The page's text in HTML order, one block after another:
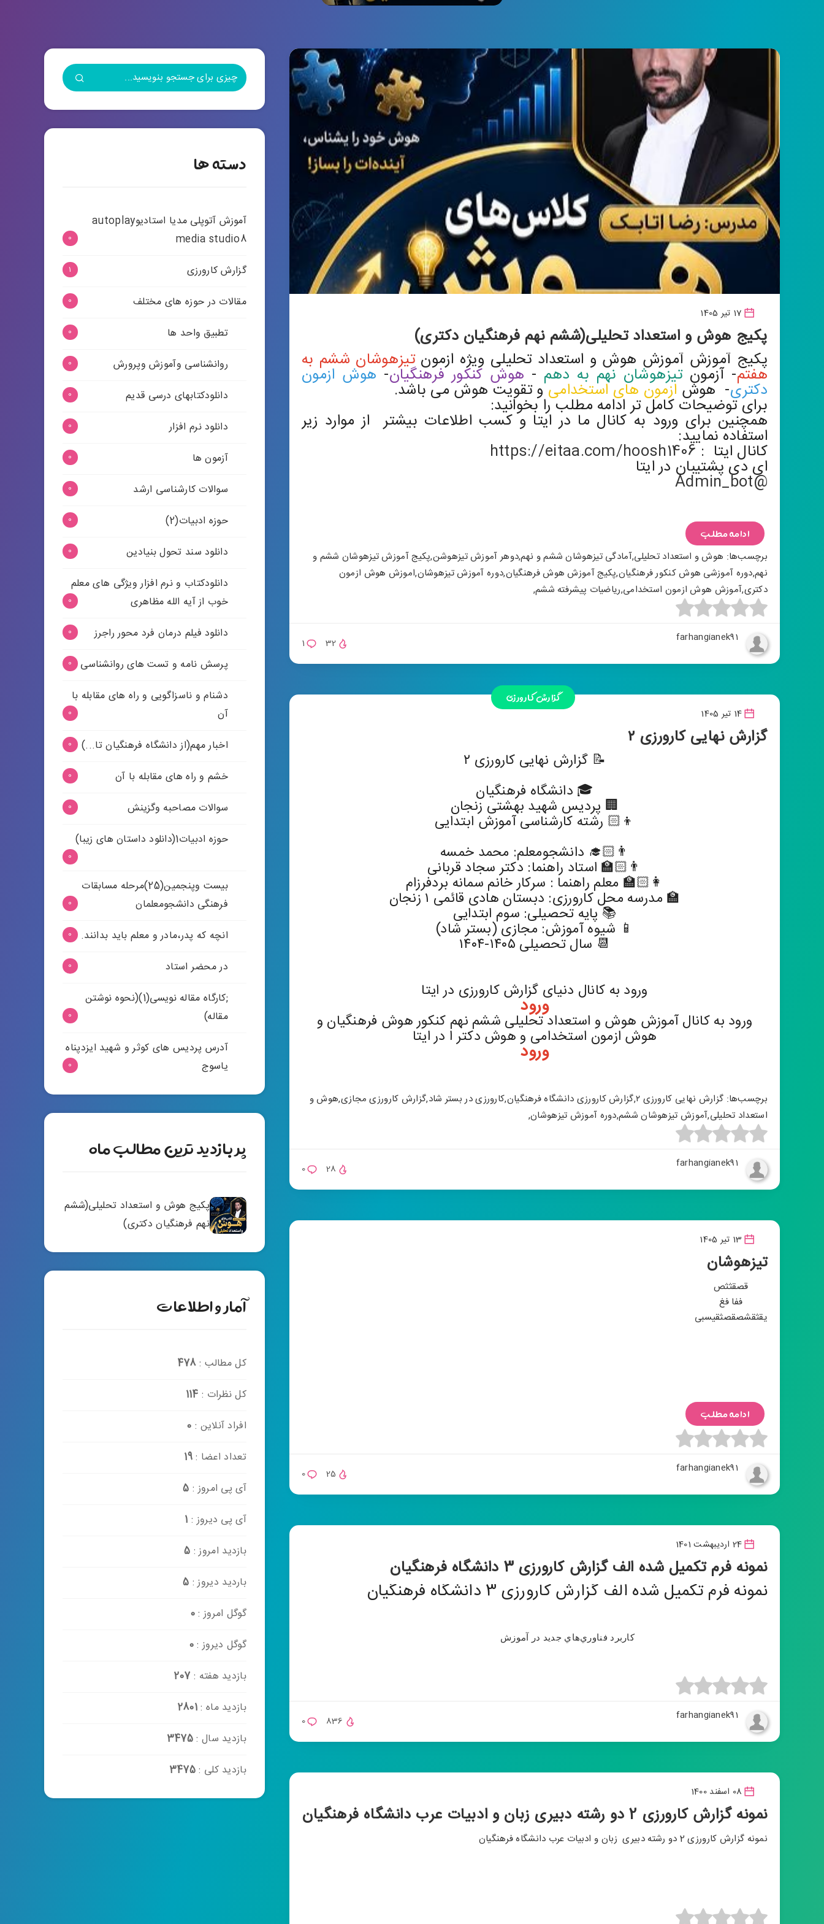
17 تیر 1405
پکیج هوش و استعداد تحلیلی(ششم نهم فرهنگیان دکتری)
پکیج آموزش آموزش هوش و استعداد تحلیلی ویژه ازمونتیزهوشان ششم به
هفتم- آزمونتیزهوشان نهم به دهم - هوش کنکور فرهنگیان- هوش ازمون
دکتری- هوش ازمون های استخدامیو تقویت هوش می باشد.
برای توضیحات کامل تر ادامه مطلب را بخوانید:
همچنین برای ورود به کانال ما در ایتا و کسب اطلاعات بیشتر از موارد زیر
استفاده نمایید:
کانال ایتا : https://eitaa.com/hoosh1406
ای دی پشتیبان در ایتا
@Admin_bot
ادامه مطلب
برچسب‌ها: هوش و استعداد تحلیلی,آمادگی تیزهوشان ششم و نهم,دوهر آموزش تیزهوشن,پکیج آموزش تیزهوشان ششم و
نهم,دوره آموزشی هوش کنکور فرهنگیان,پکیج آموزش هوش فرهنگیان,دوره آموزش تیزهوشان,اموزش هوش ازمون
دکتری,آموزش هوش ازمون استخدامی,ریاضیات پیشرفته ششم,
farhangianek91
1 32
گزارش کارورزی
14 تیر 1405
گزارش نهایی کارورزی ۲
📝 گزارش نهایی کارورزی ۲
🎓 دانشگاه فرهنگیان
🏢 پردیس شهید بهشتی زنجان
👦🏻 رشته کارشناسی آموزش ابتدایی
👨🏻‍🎓 دانشجومعلم: محمد خمسه
👨🏻‍🏫 استاد راهنما: دکتر سجاد قربانی
👩🏻‍🏫 معلم راهنما : سرکار خانم سمانه بردفرزام
🏫 مدرسه محل کارورزی: دبستان هادی قائمی ۱ زنجان
📚 پایه تحصیلی: سوم ابتدایی
📱 شیوه آموزش: مجازی (بستر شاد)
📆 سال تحصیلی ۱۴۰۵-۱۴۰۴
ورود به کانال دنیای گزارش کارورزی در ایتا
ورود
ورود به کانال آموزش هوش و استعداد تحلیلی ششم نهم کنکور هوش فرهنگیان و
هوش ازمون استخدامی و هوش دکتر ا در ایتا
ورود
برچسب‌ها: گزارش نهایی کارورزی ۲ ,گزارش کارورزی دانشگاه فرهنگیان,کارورزی در بستر شاد,گزارش کارورزی مجازی,هوش و
استعداد تحلیلی,آموزش تیزهوشان ششم,دوره آموزش تیزهوشان,
farhangianek91
0 28
13 تیر 1405
تیزهوشان
قصقثثص
ففا فغ
یقثقشصقصثقیسبی
ادامه مطلب
farhangianek91
0 25
24 اردیبهشت 1401
نمونه فرم تکمیل شده الف گزارش کارورزی 3 دانشگاه فرهنگیان
نمونه فرم تکمیل شده الف گزارش کارورزی 3 دانشگاه فرهنگیان
كاربرد فناوري‌هاي جديد در آموزش
farhangianek91
0 836
08 اسفند 1400
نمونه گزارش کارورزی 2 دو رشته دبیری زبان و ادبیات عرب دانشگاه فرهنگیان
نمونه گزارش کارورزی 2 دو رشته دبیری زبان و ادبیات عرب دانشگاه فرهنگیان
دسته ها
آموزش آتوپلی مدیا استادیوautoplay
media studio8
0
گزارش کارورزی 1
مقالات در حوزه های مختلف 0
تطبیق واحد ها 0
روانشناسی وآموزش وپرورش 0
دانلودکتابهای درسی قدیم 0
دانلود نرم افزار 0
آزمون ها 0
سوالات کارشناسی ارشد 0
حوزه ادبیات(2) 0
دانلود سند تحول بنیادین 0
دانلودکتاب و نرم افزار ویژگی های معلم
خوب از آیه الله مظاهری
0
دانلود فیلم درمان فرد محور راجرز 0
پرسش نامه و تست های روانشناسی 0
دشنام و ناسزاگویی و راه های مقابله با
آن
0
اخبار مهم(از دانشگاه فرهنگیان تا...) 0
خشم و راه های مقابله با آن 0
سوالات مصاحبه وگزینش 0
حوزه ادبیات1(دانلود داستان های زیبا)
0
بیست وپنجمین(25)مرحله مسابقات
فرهنگی دانشجومعلمان
0
انچه که پدر،مادر و معلم باید بدانند. 0
در محضر استاد 0
;کارگاه مقاله نویسی(1)(نحوه نوشتن
مقاله)
0
آدرس پردیس های کوثر و شهید ایزدپناه
یاسوج
0
پر بازدید ترین مطالب ماه
پکیج هوش و استعداد تحلیلی(ششم
نهم فرهنگیان دکتری)
آمار و اطلاعات
کل مطالب :478
کل نظرات : 114
افراد آنلاین : 0
تعداد اعضا :19
آی پی امروز : 5
آی پی دیروز : 1
بازدید امروز : 5
باردید دیروز : 5
گوگل امروز :0
گوگل دیروز :0
بازدید هفته : 207
بازدید ماه :2801
بازدید سال :3475
بازدید کلی :3475